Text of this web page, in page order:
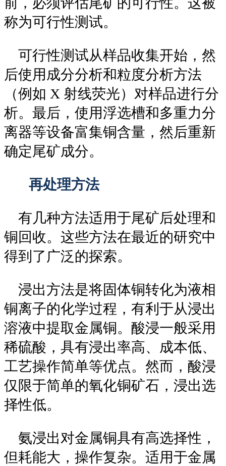
称为可行性测试。
可行性测试从样品收集开始，然
后使用成分分析和粒度分析方法
（例如 X 射线荧光）对样品进行分
析。最后，使用浮选槽和多重力分
离器等设备富集铜含量，然后重新
确定尾矿成分。
再处理方法
有几种方法适用于尾矿后处理和
铜回收。这些方法在最近的研究中
得到了广泛的探索。
浸出方法是将固体铜转化为液相
铜离子的化学过程，有利于从浸出
溶液中提取金属铜。酸浸一般采用
稀硫酸，具有浸出率高、成本低、
工艺操作简单等优点。然而，酸浸
仅限于简单的氧化铜矿石，浸出选
择性低。
氨浸出对金属铜具有高选择性，
但耗能大，操作复杂。适用于金属